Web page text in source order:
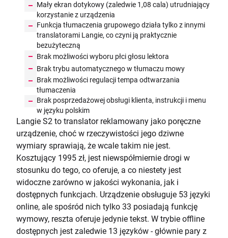
Mały ekran dotykowy (zaledwie 1,08 cala) utrudniający
korzystanie z urządzenia
Funkcja tłumaczenia grupowego działa tylko z innymi
translatorami Langie, co czyni ją praktycznie
bezużyteczną
Brak możliwości wyboru płci głosu lektora
Brak trybu automatycznego w tłumaczu mowy
Brak możliwości regulacji tempa odtwarzania
tłumaczenia
Brak posprzedażowej obsługi klienta, instrukcji i menu
w języku polskim
Langie S2 to translator reklamowany jako poręczne
urządzenie, choć w rzeczywistości jego dziwne
wymiary sprawiają, że wcale takim nie jest.
Kosztujący 1995 zł, jest niewspółmiernie drogi w
stosunku do tego, co oferuje, a co niestety jest
widoczne zarówno w jakości wykonania, jak i
dostępnych funkcjach. Urządzenie obsługuje 53 języki
online, ale spośród nich tylko 33 posiadają funkcję
wymowy, reszta oferuje jedynie tekst. W trybie offline
dostępnych jest zaledwie 13 języków - głównie pary z